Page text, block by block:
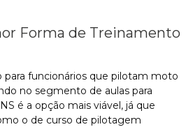
Forma de Treinamento
para funcionários que pilotam moto
no segmento de aulas para
é a opção mais viável, já que
o de curso de pilotagem